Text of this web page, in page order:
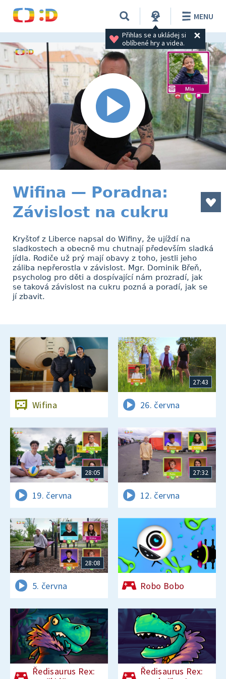
Přihlas se a ukládej si
oblíbené hry a videa.
MENU
Wifina — Poradna:
Závislost na cukru
Kryštof z Liberce napsal do Wifiny, že ujíždí na
sladkostech a obecně mu chutnají především sladká
jídla. Rodiče už prý mají obavy z toho, jestli jeho
záliba nepřerostla v závislost. Mgr. Dominik Břeň,
psycholog pro děti a dospívající nám prozradí, jak
se taková závislost na cukru pozná a poradí, jak se
jí zbavit.
Wifina
27:43
26. června
28:05
19. června
27:32
12. června
28:08
5. června Robo Bobo
Ředisaurus Rex:
Ředisaurus Rex: